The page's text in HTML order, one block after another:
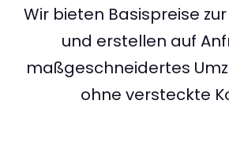
Wir bieten Basispreise
und erstellen auf
maßgeschneidertes
ohne versteckte